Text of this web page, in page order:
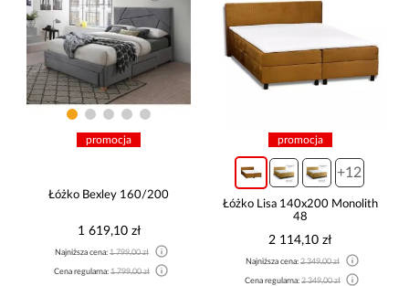
promocja
Łóżko Bexley 160/200
1 619,10 zł
Najniższa cena: 1 799,00 zł
Cena regularna: 1 799,00 zł
promocja
+12
Łóżko Lisa 140x200 Monolith
48
2 114,10 zł
Najniższa cena:2 349,00 zł
Cena regularna:2 349,00 zł